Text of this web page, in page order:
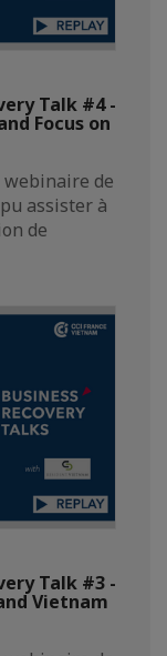
Talk #4 -
Focus on
de
assister à
de
Talk #3 -
Vietnam